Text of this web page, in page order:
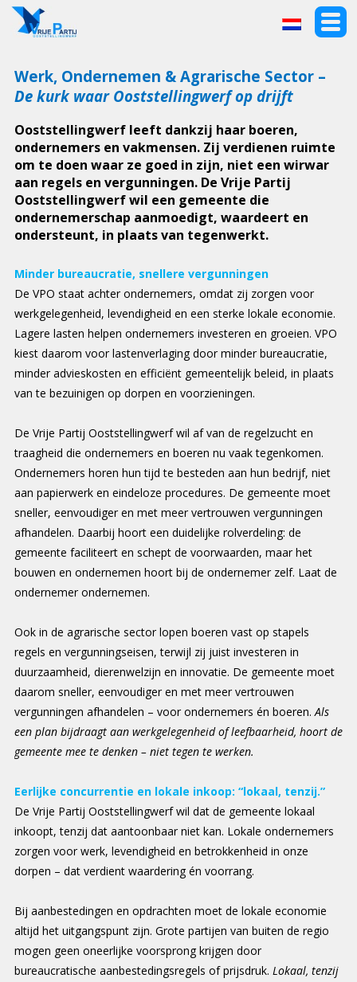
Werk, Ondernemen & Agrarische Sector –
De kurk waar Ooststellingwerf op drijft
Ooststellingwerf leeft dankzij haar boeren,
ondernemers en vakmensen. Zij verdienen ruimte
om te doen waar ze goed in zijn, niet een wirwar
aan regels en vergunningen. De Vrije Partij
Ooststellingwerf wil een gemeente die
ondernemerschap aanmoedigt, waardeert en
ondersteunt, in plaats van tegenwerkt.
Minder bureaucratie, snellere vergunningen
De VPO staat achter ondernemers, omdat zij zorgen voor
werkgelegenheid, levendigheid en een sterke lokale economie.
Lagere lasten helpen ondernemers investeren en groeien. VPO
kiest daarom voor lastenverlaging door minder bureaucratie,
minder advieskosten en efficiënt gemeentelijk beleid, in plaats
van te bezuinigen op dorpen en voorzieningen.
De Vrije Partij Ooststellingwerf wil af van de regelzucht en
traagheid die ondernemers en boeren nu vaak tegenkomen.
Ondernemers horen hun tijd te besteden aan hun bedrijf, niet
aan papierwerk en eindeloze procedures. De gemeente moet
sneller, eenvoudiger en met meer vertrouwen vergunningen
afhandelen. Daarbij hoort een duidelijke rolverdeling: de
gemeente faciliteert en schept de voorwaarden, maar het
bouwen en ondernemen hoort bij de ondernemer zelf. Laat de
ondernemer ondernemen.
Ook in de agrarische sector lopen boeren vast op stapels
regels en vergunningseisen, terwijl zij juist investeren in
duurzaamheid, dierenwelzijn en innovatie. De gemeente moet
daarom sneller, eenvoudiger en met meer vertrouwen
vergunningen afhandelen – voor ondernemers én boeren.Als
een plan bijdraagt aan werkgelegenheid of leefbaarheid, hoort de
gemeente mee te denken – niet tegen te werken.
Eerlijke concurrentie en lokale inkoop: “lokaal, tenzij.”
De Vrije Partij Ooststellingwerf wil dat de gemeente lokaal
inkoopt, tenzij dat aantoonbaar niet kan. Lokale ondernemers
zorgen voor werk, levendigheid en betrokkenheid in onze
dorpen – dat verdient waardering én voorrang.
Bij aanbestedingen en opdrachten moet de lokale economie
altijd het uitgangspunt zijn. Grote partijen van buiten de regio
mogen geen oneerlijke voorsprong krijgen door
bureaucratische aanbestedingsregels of prijsdruk. Lokaal, tenzij